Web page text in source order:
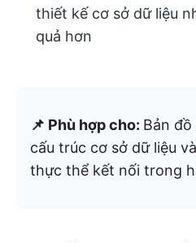
thiết kế cơ sở dữ liệu
quả hơn
📌 Phù hợp cho: Bản đồ
cấu trúc cơ sở dữ liệu
thực thể kết nối trong